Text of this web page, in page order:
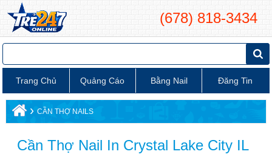
(678) 818-3434
Trang Chủ Quảng Cáo Bằng Nail Đăng Tin
› CẦN THỢ NAILS
Cần Thợ Nail In Crystal Lake City IL